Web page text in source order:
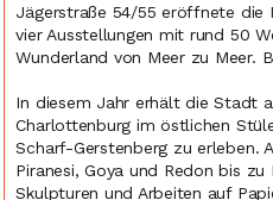
Jägerstraße 54/55 eröffnete die
vier Ausstellungen mit rund 50
Wunderland von Meer zu Meer.
In diesem Jahr erhält die Stadt
Charlottenburg im östlichen
Scharf-Gerstenberg zu erleben.
Piranesi, Goya und Redon bis
Skulpturen und Arbeiten auf